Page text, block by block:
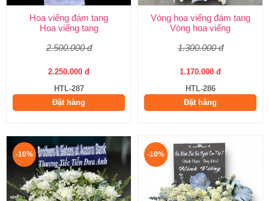
Hoa viếng đám tang
Hoa viếng tang
2.500.000 đ
2.250.000 đ
HTL-287
Đặt hàng
Vòng hoa viếng đám tang
Vòng hoa viếng
1.300.000 đ
1.170.000 đ
HTL-286
Đặt hàng
-10% -10%